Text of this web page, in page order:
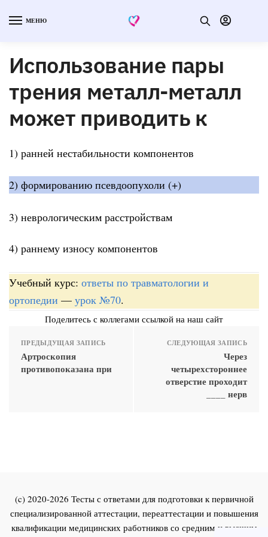
МЕНЮ
Использование пары
трения металл-металл
может приводить к
1) ранней нестабильности компонентов
2) формированию псевдоопухоли (+)
3) неврологическим расстройствам
4) раннему износу компонентов
Учебный курс: ответы по травматологии и
ортопедии — урок №70.
Поделитесь с коллегами ссылкой на наш сайт
ПРЕДЫДУЩАЯ ЗАПИСЬ
Артроскопия
противопоказана при
СЛЕДУЮЩАЯ ЗАПИСЬ
Через
четырехстороннее
отверстие проходит
____ нерв
(c) 2020-2026 Тесты с ответами для подготовки к первичной
специализированной аттестации, переаттестации и повышения
квалификации медицинских работников со средним и высшим